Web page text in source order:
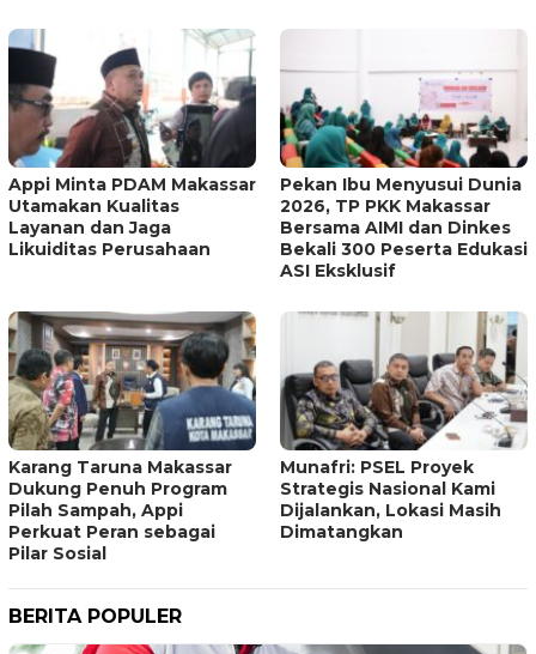
Appi Minta PDAM Makassar
Utamakan Kualitas
Layanan dan Jaga
Likuiditas Perusahaan
Pekan Ibu Menyusui Dunia
2026, TP PKK Makassar
Bersama AIMI dan Dinkes
Bekali 300 Peserta Edukasi
ASI Eksklusif
Karang Taruna Makassar
Dukung Penuh Program
Pilah Sampah, Appi
Perkuat Peran sebagai
Pilar Sosial
Munafri: PSEL Proyek
Strategis Nasional Kami
Dijalankan, Lokasi Masih
Dimatangkan
BERITA POPULER